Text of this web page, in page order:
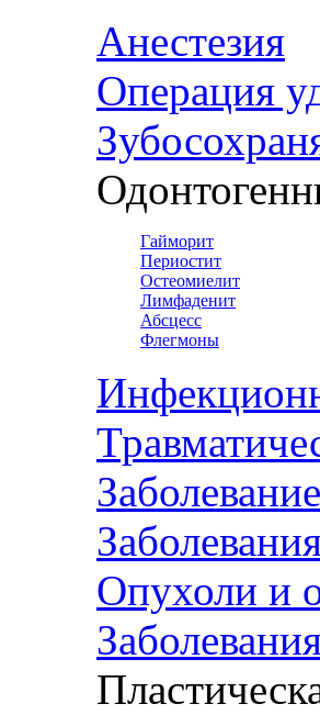
Анестезия
Операция
Гайморит
Периостит
Остеомиелит
Лимфаденит
Абсцесс
Флегмоны
Опухоли и